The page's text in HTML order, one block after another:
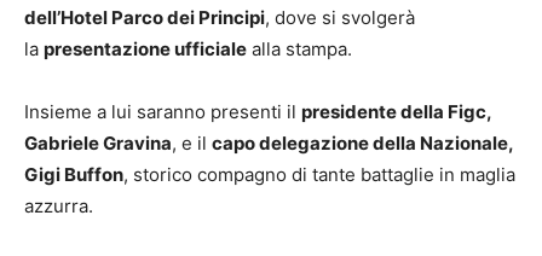
dell’Hotel Parco dei Principi, dove si svolgerà
la presentazione ufficiale alla stampa.
Insieme a lui saranno presenti il presidente della Figc,
Gabriele Gravina, e il capo delegazione della Nazionale,
Gigi Buffon, storico compagno di tante battaglie in maglia
azzurra.